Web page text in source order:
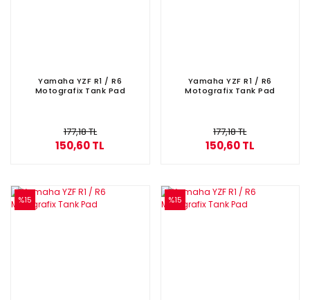
Yamaha YZF R1 / R6
Motografix Tank Pad
177,18 TL
150,60 TL
Yamaha YZF R1 / R6
Motografix Tank Pad
177,18 TL
150,60 TL
%15 %15